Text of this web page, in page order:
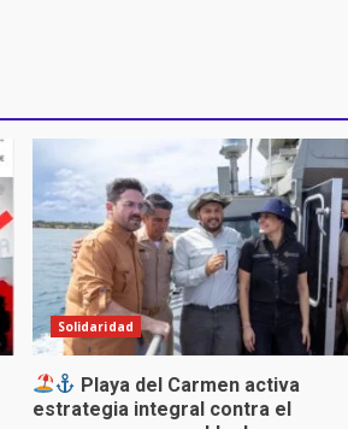
Solidaridad
Playa del Carmen activa
estrategia integral contra el